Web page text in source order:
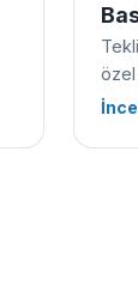
özel